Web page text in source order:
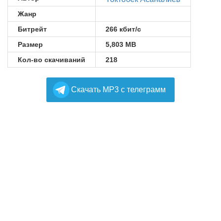
Жанр
Битрейт
266 кбит/с
Размер
5,803 MB
Кол-во скачиваний
218
Cкачать MP3 с телеграмм